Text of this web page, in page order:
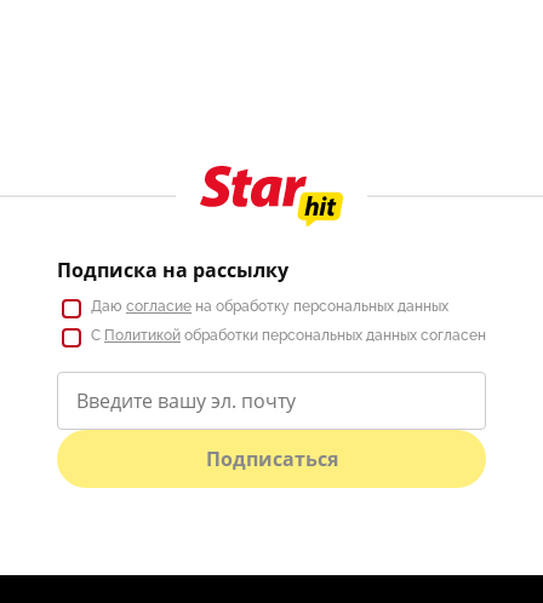
Подписка на рассылку
Даю согласие на обработку персональных данных
С Политикой обработки персональных данных согласен
Подписаться